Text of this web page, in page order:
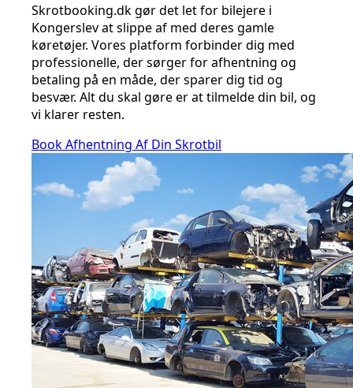
Skrotbooking.dk gør det let for bilejere i
Kongerslev at slippe af med deres gamle
køretøjer. Vores platform forbinder dig med
professionelle, der sørger for afhentning og
betaling på en måde, der sparer dig tid og
besvær. Alt du skal gøre er at tilmelde din bil, og
vi klarer resten.
Book Afhentning Af Din Skrotbil